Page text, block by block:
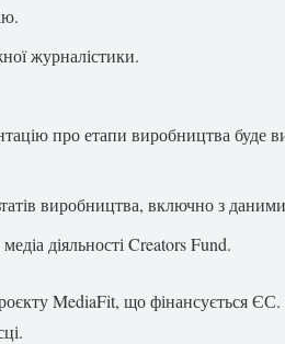
журналістики.
про етапи виробництва буде
виробництва, включно з
діяльності Creators Fund.
MediaFit, що фінансується ЄС.